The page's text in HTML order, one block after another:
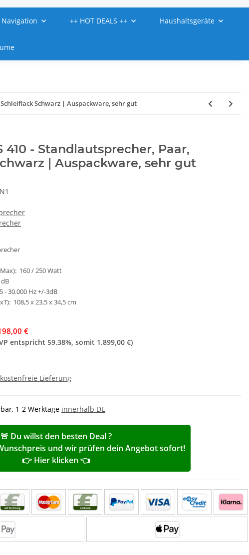
++ HOT DEALS ++ Haushaltsgeräte
Schwarz | Auspackware, sehr gut
410 - Standlautsprecher, Paar,
| Auspackware, sehr gut
160 / 250 Watt
- 30.000 Hz +/-3dB
108,5 x 23,5 x 34,5 cm
€
entspricht 59.38%, somit 1.899,00 €)
Lieferung
1-2 Werktage innerhalb DE
🚨 Du willst den besten Deal ?
und wir prüfen dein Angebot sofort!
👉 Hier klicken 👈